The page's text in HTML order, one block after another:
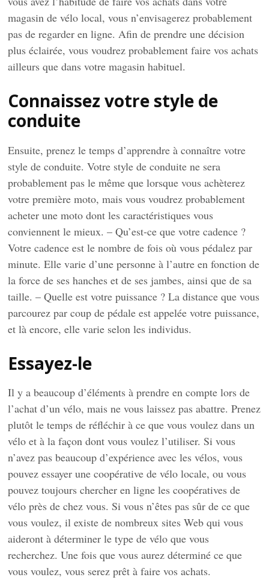
magasin de vélo local, vous n’envisagerez probablement
pas de regarder en ligne. Afin de prendre une décision
plus éclairée, vous voudrez probablement faire vos achats
ailleurs que dans votre magasin habituel.
Connaissez votre style de
conduite
Ensuite, prenez le temps d’apprendre à connaître votre
style de conduite. Votre style de conduite ne sera
probablement pas le même que lorsque vous achèterez
votre première moto, mais vous voudrez probablement
acheter une moto dont les caractéristiques vous
conviennent le mieux. – Qu’est-ce que votre cadence ?
Votre cadence est le nombre de fois où vous pédalez par
minute. Elle varie d’une personne à l’autre en fonction de
la force de ses hanches et de ses jambes, ainsi que de sa
taille. – Quelle est votre puissance ? La distance que vous
parcourez par coup de pédale est appelée votre puissance,
et là encore, elle varie selon les individus.
Essayez-le
Il y a beaucoup d’éléments à prendre en compte lors de
l’achat d’un vélo, mais ne vous laissez pas abattre. Prenez
plutôt le temps de réfléchir à ce que vous voulez dans un
vélo et à la façon dont vous voulez l’utiliser. Si vous
n’avez pas beaucoup d’expérience avec les vélos, vous
pouvez essayer une coopérative de vélo locale, ou vous
pouvez toujours chercher en ligne les coopératives de
vélo près de chez vous. Si vous n’êtes pas sûr de ce que
vous voulez, il existe de nombreux sites Web qui vous
aideront à déterminer le type de vélo que vous
recherchez. Une fois que vous aurez déterminé ce que
vous voulez, vous serez prêt à faire vos achats.